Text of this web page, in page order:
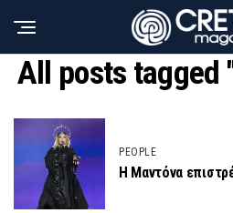
All posts tagged
PEOPLE
H Μαντόνα